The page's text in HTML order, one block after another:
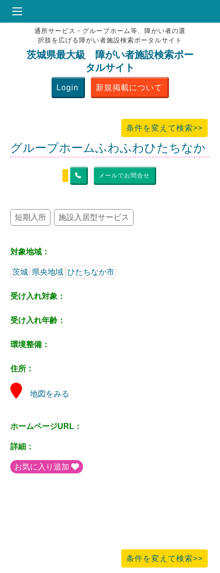
HOME
♥お気にりブックマーク
掲載会員MENU
よくある質問
通所サービス・グループホーム等、障がい者の選
択肢を広げる障がい者施設検索ポータルサイト
茨城県最大級 障がい者施設検索ポー
タルサイト
Login 新規掲載について
条件を変えて検索>>
グループホームふわふわひたちなか
メールでお問合せ
短期入所 施設入居型サービス
対象地域：
茨城 県央地域 ひたちなか市
受け入れ対象：
受け入れ年齢：
環境整備：
住所：
地図をみる
ホームページURL：
詳細：
お気に入り追加
条件を変えて検索>>